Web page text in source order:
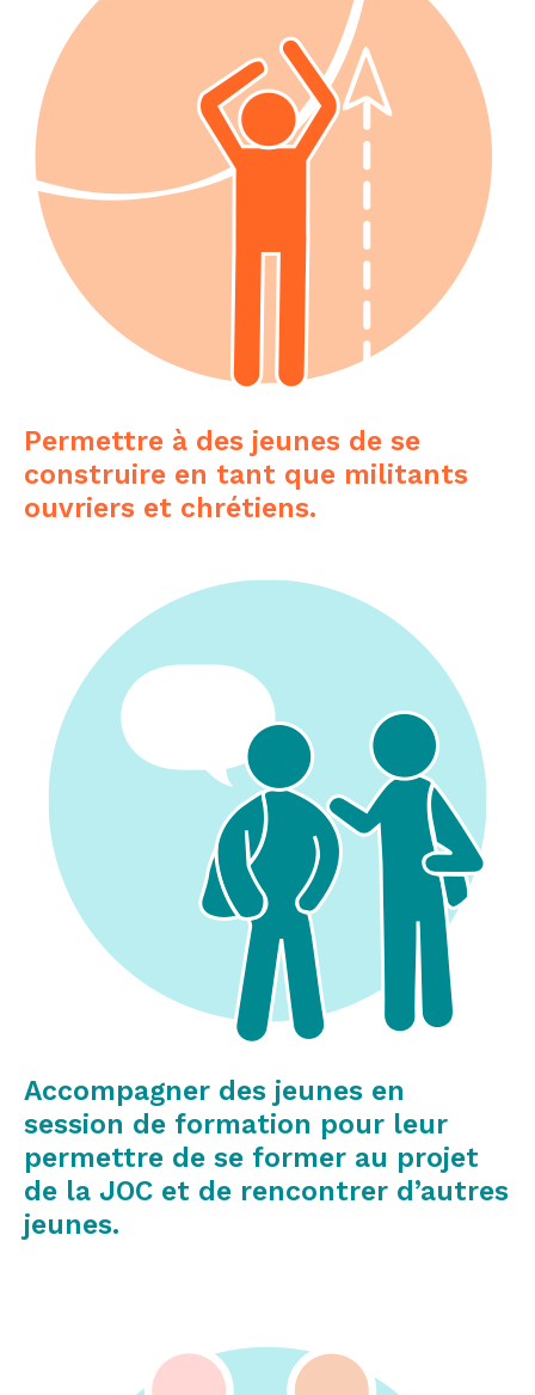
Permettre à des jeunes de se
construire en tant que militants
ouvriers et chrétiens.
Accompagner des jeunes en
session de formation pour leur
permettre de se former au projet
de la JOC et de rencontrer d’autres
jeunes.